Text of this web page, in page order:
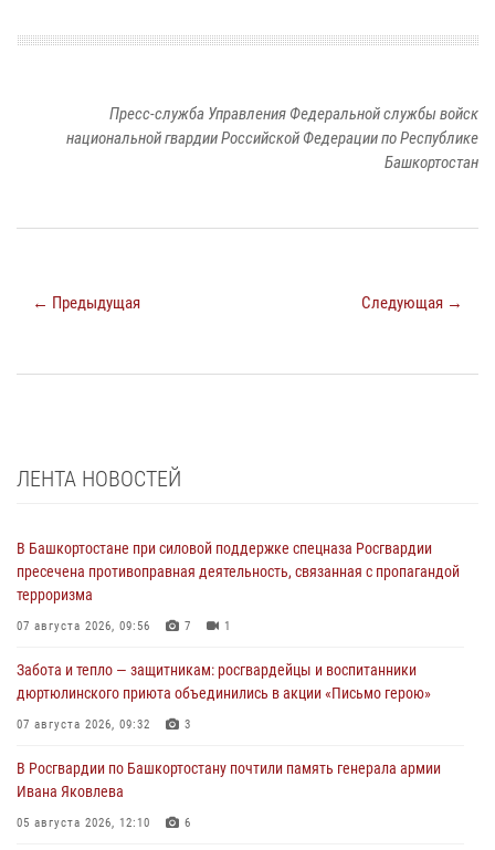
Пресс-служба Управления Федеральной службы войск
национальной гвардии Российской Федерации по Республике
Башкортостан
← Предыдущая Следующая →
ЛЕНТА НОВОСТЕЙ
В Башкортостане при силовой поддержке спецназа Росгвардии
пресечена противоправная деятельность, связанная с пропагандой
терроризма
07 августа 2026, 09:56 7 1
Забота и тепло — защитникам: росгвардейцы и воспитанники
дюртюлинского приюта объединились в акции «Письмо герою»
07 августа 2026, 09:32 3
В Росгвардии по Башкортостану почтили память генерала армии
Ивана Яковлева
05 августа 2026, 12:10 6